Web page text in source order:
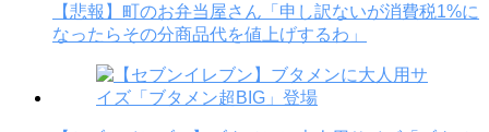
【悲報】町のお弁当屋さん「申し訳ないが消費税1%に
なったらその分商品代を値上げするわ」